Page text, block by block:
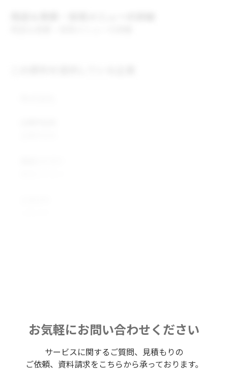
お気軽にお問い合わせください
サービスに関するご質問、見積もりの
ご依頼、資料請求をこちらから承っております。